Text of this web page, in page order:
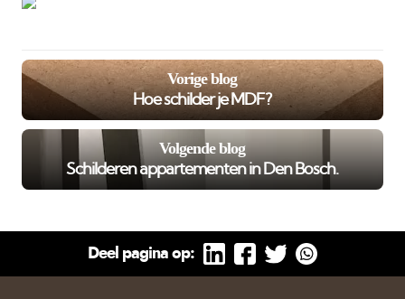
Vorige blog
Hoe schilder je MDF?
Volgende blog
Schilderen appartementen in Den Bosch.
Deel pagina op: